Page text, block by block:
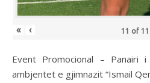
« ‹ 11 of 11
Event Promocional – Panairi
ambjentet e gjimnazit “Ismail